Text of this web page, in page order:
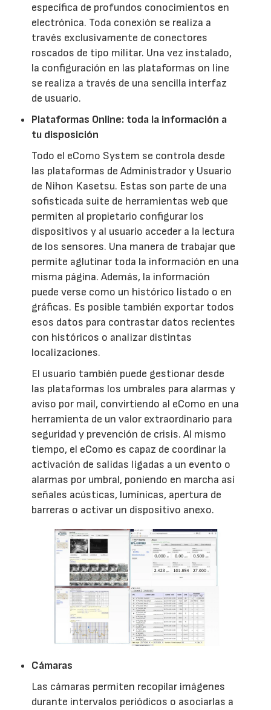
específica de profundos conocimientos en
electrónica. Toda conexión se realiza a
través exclusivamente de conectores
roscados de tipo militar. Una vez instalado,
la configuración en las plataformas on line
se realiza a través de una sencilla interfaz
de usuario.
Plataformas Online: toda la información a
tu disposición
Todo el eComo System se controla desde
las plataformas de Administrador y Usuario
de Nihon Kasetsu. Estas son parte de una
sofisticada suite de herramientas web que
permiten al propietario configurar los
dispositivos y al usuario acceder a la lectura
de los sensores. Una manera de trabajar que
permite aglutinar toda la información en una
misma página. Además, la información
puede verse como un histórico listado o en
gráficas. Es posible también exportar todos
esos datos para contrastar datos recientes
con históricos o analizar distintas
localizaciones.
El usuario también puede gestionar desde
las plataformas los umbrales para alarmas y
aviso por mail, convirtiendo al eComo en una
herramienta de un valor extraordinario para
seguridad y prevención de crisis. Al mismo
tiempo, el eComo es capaz de coordinar la
activación de salidas ligadas a un evento o
alarmas por umbral, poniendo en marcha así
señales acústicas, lumínicas, apertura de
barreras o activar un dispositivo anexo.
Cámaras
Las cámaras permiten recopilar imágenes
durante intervalos periódicos o asociarlas a